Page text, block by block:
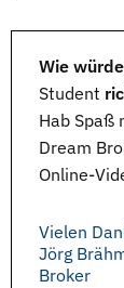
Wie
Student
Hab Spaß
Dream
Online-
Vielen
Jörg
Broker